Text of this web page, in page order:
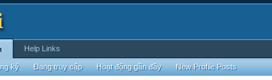
ký Đang truy cập Hoạt động gần đây New Profile Posts
Help Links